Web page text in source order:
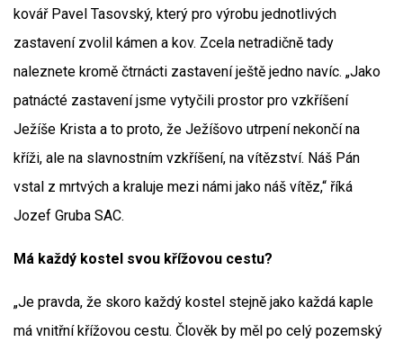
kovář Pavel Tasovský, který pro výrobu jednotlivých
zastavení zvolil kámen a kov. Zcela netradičně tady
naleznete kromě čtrnácti zastavení ještě jedno navíc. „Jako
patnácté zastavení jsme vytyčili prostor pro vzkříšení
Ježíše Krista a to proto, že Ježíšovo utrpení nekončí na
kříži, ale na slavnostním vzkříšení, na vítězství. Náš Pán
vstal z mrtvých a kraluje mezi námi jako náš vítěz,“ říká
Jozef Gruba SAC.
Má každý kostel svou křížovou cestu?
„Je pravda, že skoro každý kostel stejně jako každá kaple
má vnitřní křížovou cestu. Člověk by měl po celý pozemský